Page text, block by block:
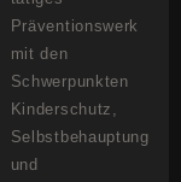
Präventionswerk
mit den
Schwerpunkten
Kinderschutz,
Selbstbehauptung
und